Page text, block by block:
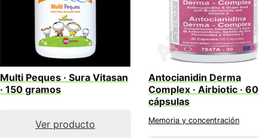
Multi Peques · Sura Vitasan
· 150 gramos
Ver producto
Antocianidin Derma
Complex · Airbiotic · 60
cápsulas
Memoria y concentración